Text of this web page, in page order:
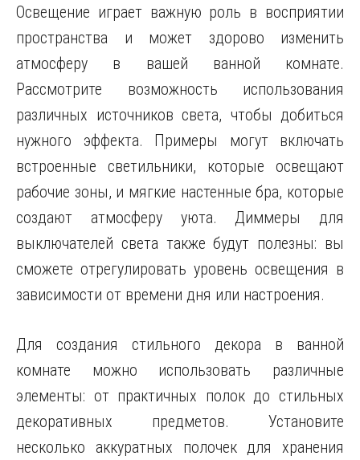
Освещение играет важную роль в восприятии
пространства и может здорово изменить
атмосферу в вашей ванной комнате.
Рассмотрите возможность использования
различных источников света, чтобы добиться
нужного эффекта. Примеры могут включать
встроенные светильники, которые освещают
рабочие зоны, и мягкие настенные бра, которые
создают атмосферу уюта. Диммеры для
выключателей света также будут полезны: вы
сможете отрегулировать уровень освещения в
зависимости от времени дня или настроения.
Для создания стильного декора в ванной
комнате можно использовать различные
элементы: от практичных полок до стильных
декоративных предметов. Установите
несколько аккуратных полочек для хранения